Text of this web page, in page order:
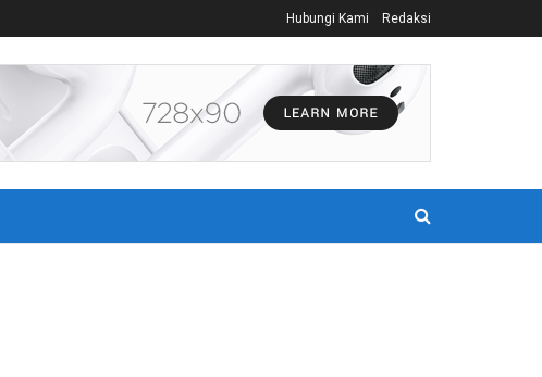
Hubungi Kami Redaksi